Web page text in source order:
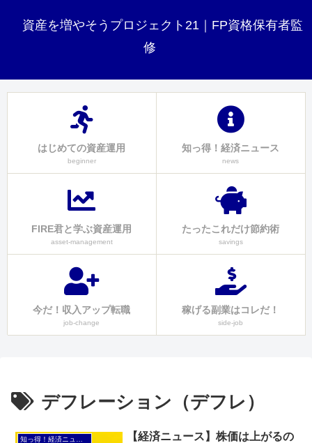
資産を増やそうプロジェクト21｜FP資格保有者監
修
はじめての資産運用
beginner
知っ得！経済ニュース
news
FIRE君と学ぶ資産運用
asset-management
たったこれだけ節約術
savings
今だ！収入アップ転職
job-change
稼げる副業はコレだ！
side-job
デフレーション（デフレ）
【経済ニュース】株価は上がるの